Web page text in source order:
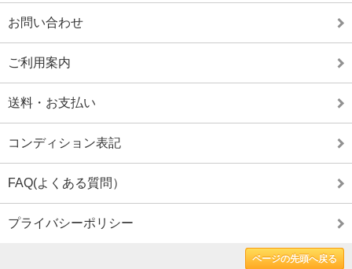
お問い合わせ
ご利用案内
送料・お支払い
コンディション表記
FAQ(よくある質問）
プライバシーポリシー
ページの先頭へ戻る